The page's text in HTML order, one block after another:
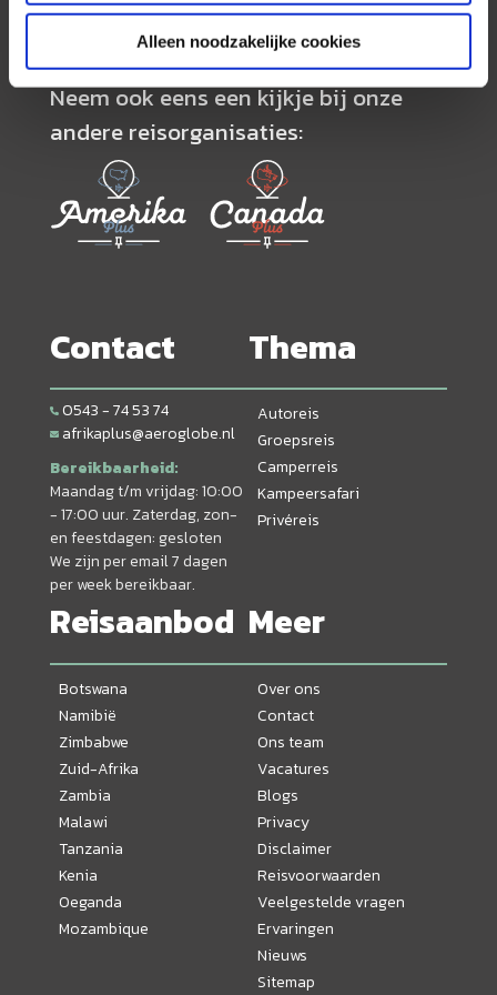
Alleen noodzakelijke cookies
Neem ook eens een kijkje bij onze
andere reisorganisaties:
Contact
0543 - 74 53 74
afrikaplus@aeroglobe.nl
Bereikbaarheid:
Maandag t/m vrijdag: 10:00
- 17:00 uur. Zaterdag, zon-
en feestdagen: gesloten
We zijn per email 7 dagen
per week bereikbaar.
Thema
Autoreis
Groepsreis
Camperreis
Kampeersafari
Privéreis
Reisaanbod
Botswana
Namibië
Zimbabwe
Zuid-Afrika
Zambia
Malawi
Tanzania
Kenia
Oeganda
Mozambique
Meer
Over ons
Contact
Ons team
Vacatures
Blogs
Privacy
Disclaimer
Reisvoorwaarden
Veelgestelde vragen
Ervaringen
Nieuws
Sitemap